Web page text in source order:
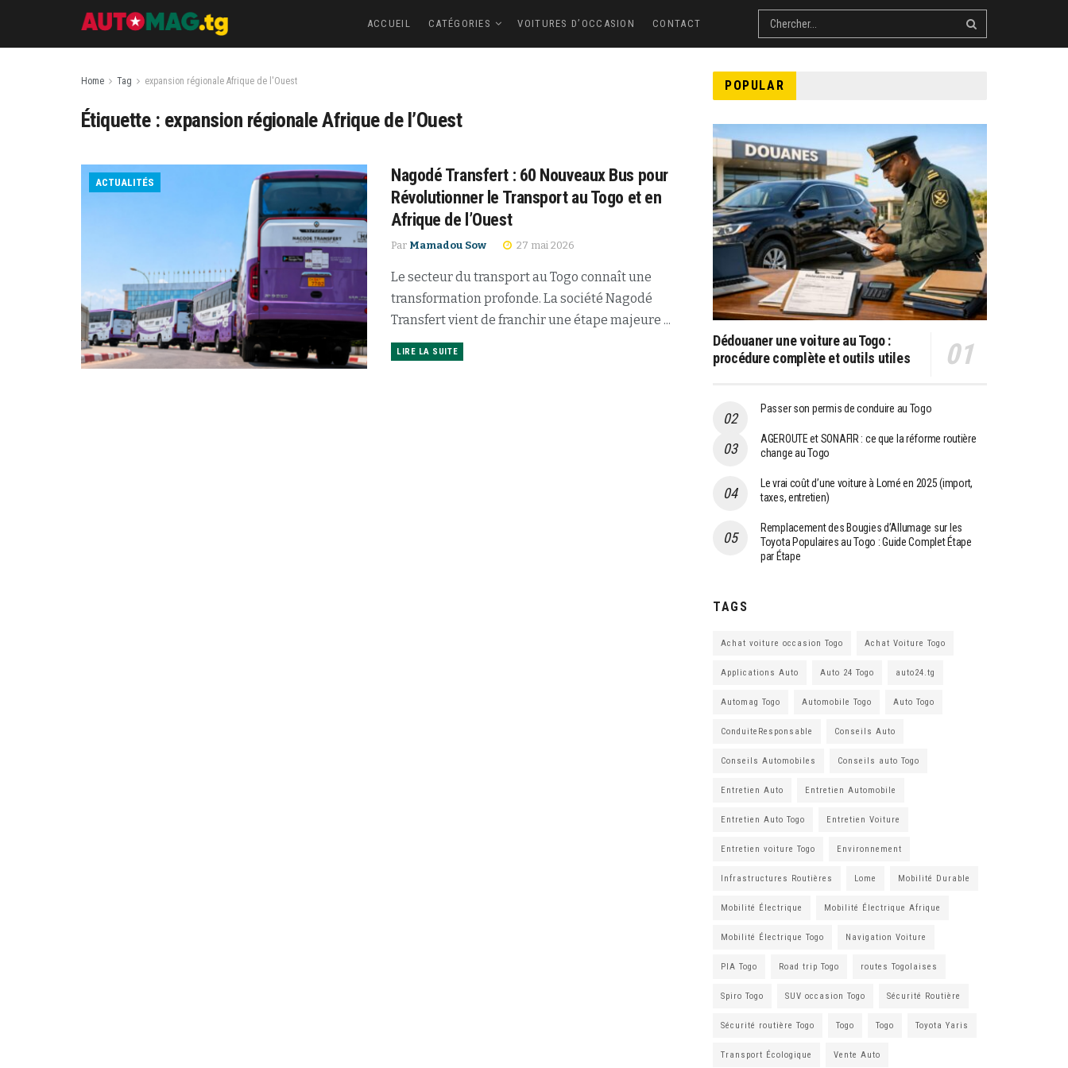
ACCUEIL CATÉGORIES VOITURES D’OCCASION CONTACT
Home Tag expansion régionale Afrique de l'Ouest
Étiquette : expansion régionale Afrique de l’Ouest
ACTUALITÉS
Nagodé Transfert : 60 Nouveaux Bus pour
Révolutionner le Transport au Togo et en
Afrique de l’Ouest
Par Mamadou Sow 27 mai 2026
Le secteur du transport au Togo connaît une
transformation profonde. La société Nagodé
Transfert vient de franchir une étape majeure ...
LIRE LA SUITE
POPULAR
Dédouaner une voiture au Togo :
procédure complète et outils utiles
Passer son permis de conduire au Togo
AGEROUTE et SONAFIR : ce que la réforme routière
change au Togo
Le vrai coût d’une voiture à Lomé en 2025 (import,
taxes, entretien)
Remplacement des Bougies d’Allumage sur les
Toyota Populaires au Togo : Guide Complet Étape
par Étape
TAGS
Achat voiture occasion Togo Achat Voiture Togo
Applications Auto Auto 24 Togo auto24.tg
Automag Togo Automobile Togo Auto Togo
ConduiteResponsable Conseils Auto
Conseils Automobiles Conseils auto Togo
Entretien Auto Entretien Automobile
Entretien Auto Togo Entretien Voiture
Entretien voiture Togo Environnement
Infrastructures Routières Lome Mobilité Durable
Mobilité Électrique Mobilité Électrique Afrique
Mobilité Électrique Togo Navigation Voiture
PIA Togo Road trip Togo routes Togolaises
Spiro Togo SUV occasion Togo Sécurité Routière
Sécurité routière Togo Togo Togo Toyota Yaris
Transport Écologique Vente Auto